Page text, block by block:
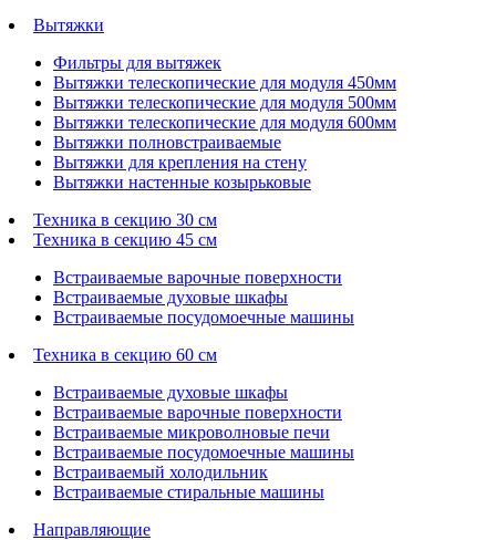
Вытяжки
Фильтры для вытяжек
Вытяжки телескопические для модуля 450мм
Вытяжки телескопические для модуля 500мм
Вытяжки телескопические для модуля 600мм
Вытяжки полновстраиваемые
Вытяжки для крепления на стену
Вытяжки настенные козырьковые
Техника в секцию 30 см
Техника в секцию 45 см
Встраиваемые варочные поверхности
Встраиваемые духовые шкафы
Встраиваемые посудомоечные машины
Техника в секцию 60 см
Встраиваемые духовые шкафы
Встраиваемые варочные поверхности
Встраиваемые микроволновые печи
Встраиваемые посудомоечные машины
Встраиваемый холодильник
Встраиваемые стиральные машины
Направляющие